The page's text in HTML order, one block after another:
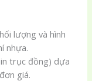
lượng và hình
nhựa.
trục đồng) dựa
giá.